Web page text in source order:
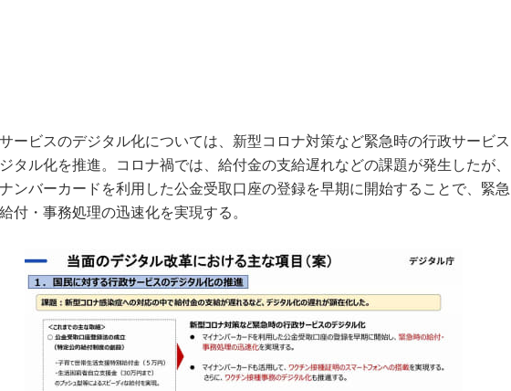
ービスのデジタル化については、新型コロナ対策など緊急時の行政サービス
タル化を推進。コロナ禍では、給付金の支給遅れなどの課題が発生したが、
ンバーカードを利用した公金受取口座の登録を早期に開始することで、緊急
付・事務処理の迅速化を実現する。